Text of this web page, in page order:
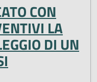
CON
LA
DI UN